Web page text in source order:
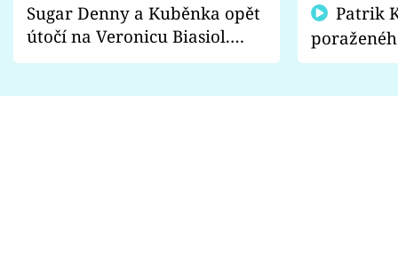
Sugar Denny a Kuběnka opět
útočí na Veronicu Biasiol.
Proč je podle nich falešná a
fanoušci